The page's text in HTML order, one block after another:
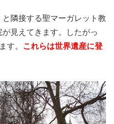
隣接する聖マーガレット教
見えてきます。したがっ
す。 これらは世界遺産に登